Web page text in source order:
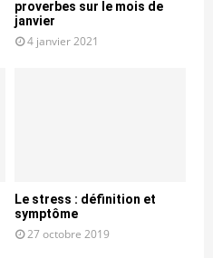
proverbes sur le mois de
janvier
4 janvier 2021
Le stress : définition et
symptôme
27 octobre 2019